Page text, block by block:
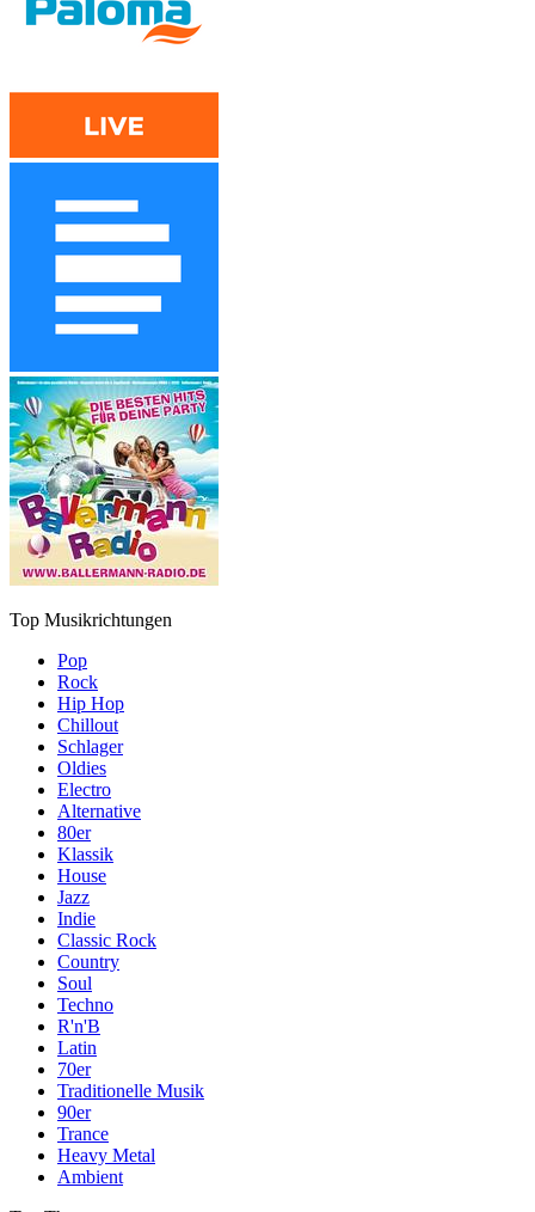
Top Musikrichtungen
Pop
Rock
Hip Hop
Chillout
Schlager
Oldies
Electro
Alternative
80er
Klassik
House
Jazz
Indie
Classic Rock
Country
Soul
Techno
R'n'B
Latin
70er
Traditionelle Musik
90er
Trance
Heavy Metal
Ambient